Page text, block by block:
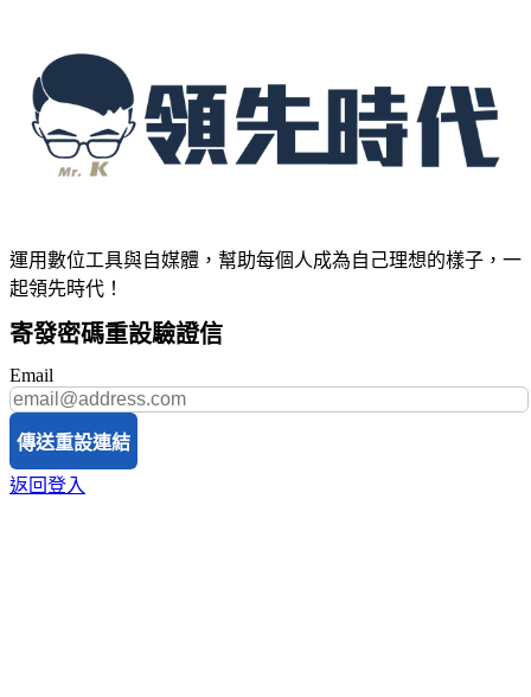
運用數位工具與自媒體，幫助每個人成為自己理想的樣子，一
起領先時代！
寄發密碼重設驗證信
Email
傳送重設連結
返回登入